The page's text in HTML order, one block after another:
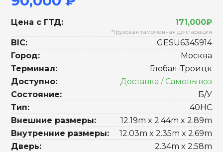
Цена с ГТД: 171,000₽
*Грузовая таможенная декларация
BIC:
GESU6345914
Город:
Москва
Терминал:
Глобал-Троицк
Доступно:
Доставка / Самовывоз
Состояние:
Б/У
Тип:
40HC
Внешние размеры:
12.19m x 2.44m x 2.89m
Внутренние размеры:
12.03m x 2.35m x 2.69m
Дверь:
2.34m x 2.58m